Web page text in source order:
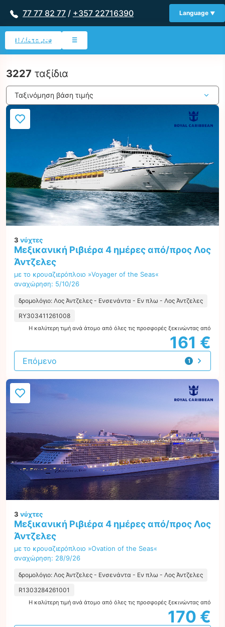
77 77 82 77 / +357 22716390 Language
Η Λίστα μου ☰
3227 ταξίδια
3 νύχτες
Μεξικανική Ριβιέρα 4 ημέρες από/προς Λος
Άντζελες
με το κρουαζιερόπλοιο »Voyager of the Seas«
αναχώρηση: 5/10/26
δρομολόγιο: Λος Άντζελες - Ενσενάντα - Εν πλω - Λος Άντζελες
RY303411261008
Η καλύτερη τιμή ανά άτομο από όλες τις προσφορές ξεκινώντας από
161 €
1
προσφορά
Επόμενο
3 νύχτες
Μεξικανική Ριβιέρα 4 ημέρες από/προς Λος
Άντζελες
με το κρουαζιερόπλοιο »Ovation of the Seas«
αναχώρηση: 28/9/26
δρομολόγιο: Λος Άντζελες - Ενσενάντα - Εν πλω - Λος Άντζελες
R1303284261001
Η καλύτερη τιμή ανά άτομο από όλες τις προσφορές ξεκινώντας από
170 €